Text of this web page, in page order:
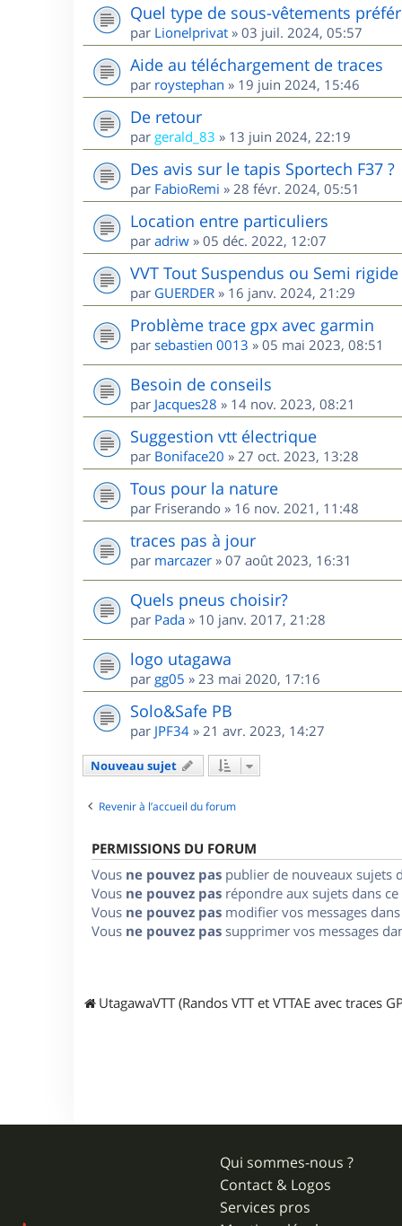
Quel type de sous-vêtements
par Lionelprivat » 03 juil. 2024, 05:57
Aide au téléchargement de traces
par roystephan » 19 juin 2024, 15:46
De retour
par gerald_83 » 13 juin 2024, 22:19
Des avis sur le tapis Sportech F37 ?
par FabioRemi » 28 févr. 2024, 05:51
Location entre particuliers
par adriw » 05 déc. 2022, 12:07
VVT Tout Suspendus ou Semi
par GUERDER » 16 janv. 2024, 21:29
Problème trace gpx avec garmin
par sebastien 0013 » 05 mai 2023, 08:51
Besoin de conseils
par Jacques28 » 14 nov. 2023, 08:21
Suggestion vtt électrique
par Boniface20 » 27 oct. 2023, 13:28
Tous pour la nature
par Friserando » 16 nov. 2021, 11:48
traces pas à jour
par marcazer » 07 août 2023, 16:31
Quels pneus choisir?
par Pada » 10 janv. 2017, 21:28
logo utagawa
par gg05 » 23 mai 2020, 17:16
Solo&Safe PB
par JPF34 » 21 avr. 2023, 14:27
Nouveau sujet
Revenir à l’accueil du forum
PERMISSIONS DU FORUM
Vous ne pouvez pas publier de nouveaux sujets
Vous ne pouvez pas répondre aux sujets dans
Vous ne pouvez pas modifier vos messages
Vous ne pouvez pas supprimer vos messages
UtagawaVTT (Randos VTT et VTTAE avec traces
Qui sommes-nous ?
Contact & Logos
Services pros